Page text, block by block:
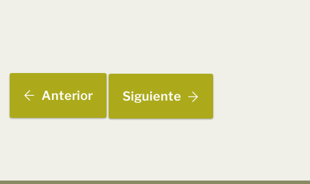
Anterior Siguiente